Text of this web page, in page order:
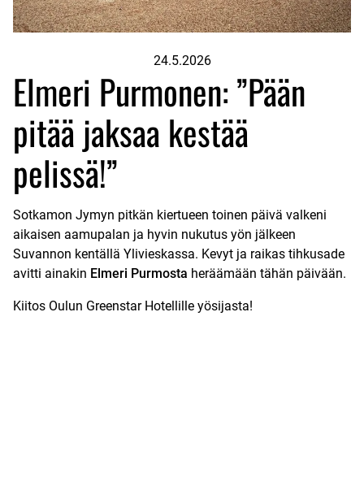
24.5.2026
Elmeri Purmonen: ”Pään
pitää jaksaa kestää
pelissä!”
Sotkamon Jymyn pitkän kiertueen toinen päivä valkeni
aikaisen aamupalan ja hyvin nukutus yön jälkeen
Suvannon kentällä Ylivieskassa. Kevyt ja raikas tihkusade
avitti ainakin Elmeri Purmosta heräämään tähän päivään.
Kiitos Oulun Greenstar Hotellille yösijasta!